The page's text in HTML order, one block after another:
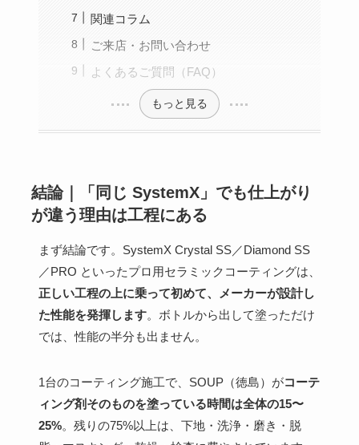
関連コラム
ご来店・お問い合わせ
よくあるご質問（FAQ）
もっと見る
結論｜「同じ SystemX」でも仕上がり
が違う理由は工程にある
まず結論です。SystemX Crystal SS／Diamond SS
／PRO といったプロ用セラミックコーティングは、
正しい工程の上に乗って初めて、メーカーが設計し
た性能を発揮します。ボトルから出して塗っただけ
では、性能の半分も出ません。
1台のコーティング施工で、SOUP（徳島）がコーテ
ィング剤そのものを塗っている時間は全体の15〜
25%。残りの75%以上は、下地・洗浄・磨き・脱